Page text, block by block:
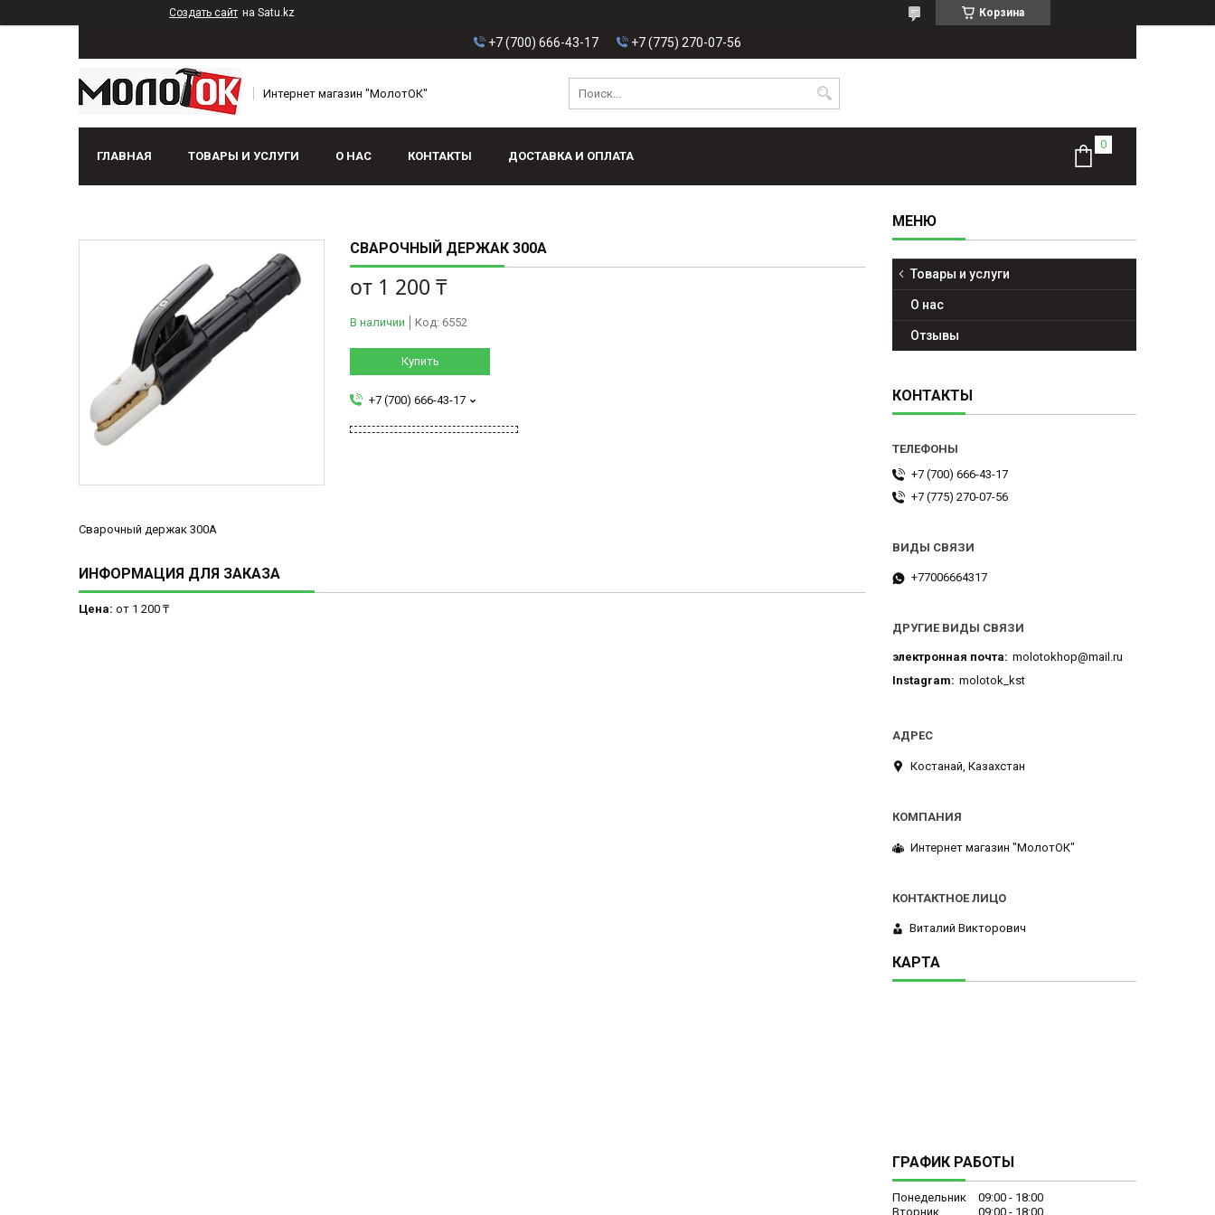
Создать сайт на Satu.kz Корзина
+7 (700) 666-43-17 +7 (775) 270-07-56
Интернет магазин "МолотОК"
ГЛАВНАЯ ТОВАРЫ И УСЛУГИ О НАС КОНТАКТЫ ДОСТАВКА И ОПЛАТА
СВАРОЧНЫЙ ДЕРЖАК 300А
от 1 200 ₸
В наличии Код: 6552
Купить
+7 (700) 666-43-17
Сварочный держак 300А
ИНФОРМАЦИЯ ДЛЯ ЗАКАЗА
Цена: от 1 200 ₸
Товары и услуги
О нас
Отзывы
КОНТАКТЫ
+7 (700) 666-43-17
+7 (775) 270-07-56
+77006664317
ДРУГИЕ ВИДЫ СВЯЗИ
электронная почта
molotokhop@mail.ru
Instagram
molotok_kst
Костанай, Казахстан
Интернет магазин "МолотОК"
Виталий Викторович
КАРТА
ГРАФИК РАБОТЫ
Понедельник 09:00
18:00
Вторник
09:00 18:00